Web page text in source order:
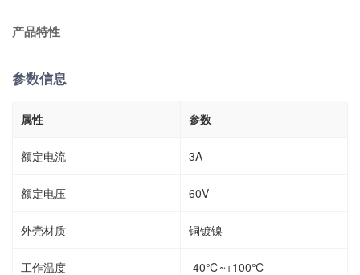
产品特性
参数信息
属性 参数
额定电流 3A
额定电压 60V
外壳材质 铜镀镍
工作温度 -40℃~+100℃